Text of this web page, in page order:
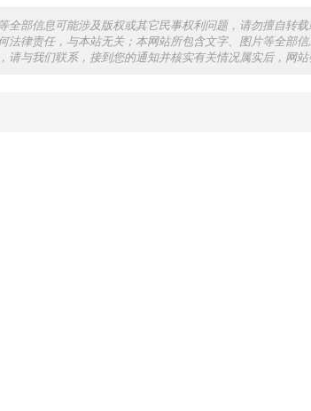
全部信息可能涉及版权或其它民事权利问题，请勿擅自转
法律责任，与本站无关；本网站所包含文字、图片等全部
请与我们联系，接到您的通知并核实有关情况属实后，网站